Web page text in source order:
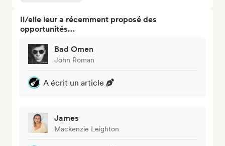
Il/elle leur a récemment proposé des
opportunités…
Bad Omen
John Roman
A écrit un article
James
Mackenzie Leighton